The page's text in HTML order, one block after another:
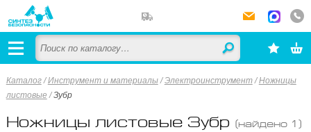
Каталог /Инструмент и материалы /Электроинструмент /Ножницы
листовые /Зубр
Ножницы листовые Зубр (найдено 1)